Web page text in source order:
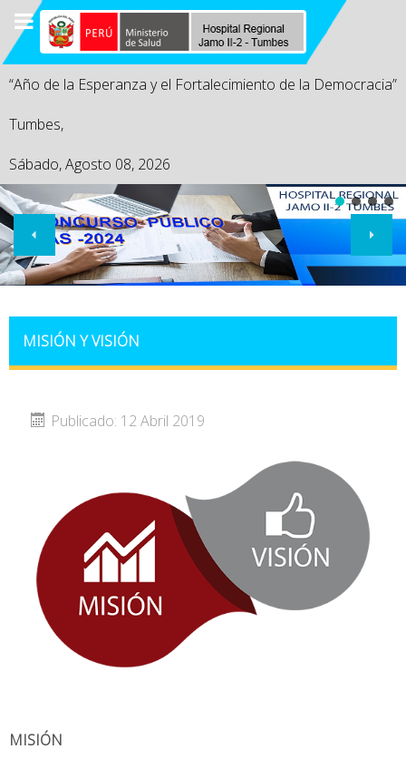
“Año de la Esperanza y el Fortalecimiento de la Democracia”
Tumbes,
Sábado, Agosto 08, 2026
MISIÓN Y VISIÓN
Publicado: 12 Abril 2019
MISIÓN